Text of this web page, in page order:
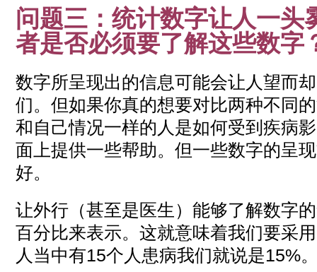
问题三：统计数字让人一
者是否必须要了解这些数字
数字所呈现出的信息可能会让人望而
们。但如果你真的想要对比两种不同
和自己情况一样的人是如何受到疾病
面上提供一些帮助。但一些数字的呈
好。
让外行（甚至是医生）能够了解数字
百分比来表示。这就意味着我们要采
人当中有15个人患病我们就说是15%